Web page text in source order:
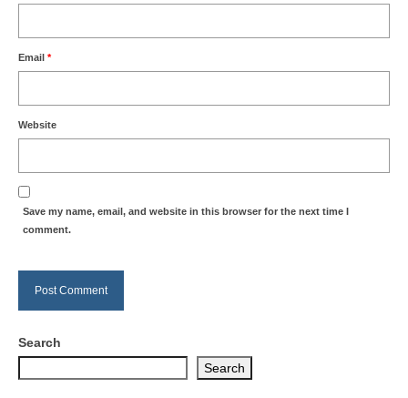
Email *
Website
Save my name, email, and website in this browser for the next time I
comment.
Search
Search